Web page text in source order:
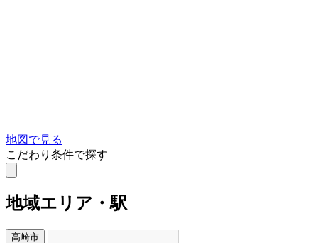
地図で見る
こだわり条件で探す
地域エリア・駅
高崎市